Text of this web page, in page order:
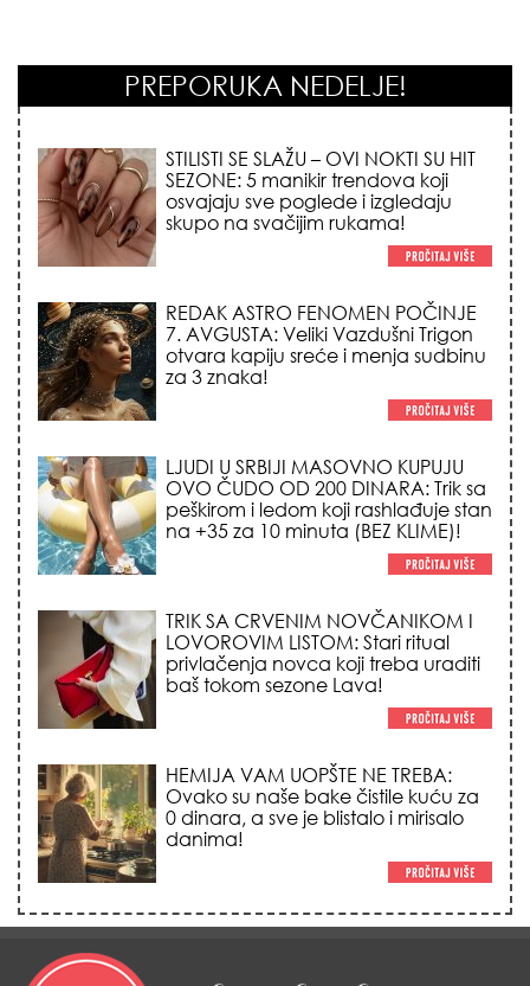
PREPORUKA NEDELJE!
STILISTI SE SLAŽU – OVI NOKTI SU HIT
SEZONE: 5 manikir trendova koji
osvajaju sve poglede i izgledaju
skupo na svačijim rukama!
REDAK ASTRO FENOMEN POČINJE
7. AVGUSTA: Veliki Vazdušni Trigon
otvara kapiju sreće i menja sudbinu
za 3 znaka!
LJUDI U SRBIJI MASOVNO KUPUJU
OVO ČUDO OD 200 DINARA: Trik sa
peškirom i ledom koji rashlađuje stan
na +35 za 10 minuta (BEZ KLIME)!
TRIK SA CRVENIM NOVČANIKOM I
LOVOROVIM LISTOM: Stari ritual
privlačenja novca koji treba uraditi
baš tokom sezone Lava!
HEMIJA VAM UOPŠTE NE TREBA:
Ovako su naše bake čistile kuću za
0 dinara, a sve je blistalo i mirisalo
danima!
Trik od 0 dinara sa ledom i